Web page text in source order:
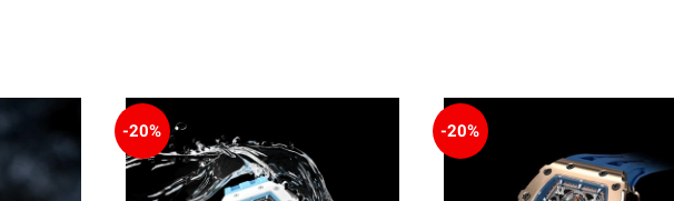
-20% -20%